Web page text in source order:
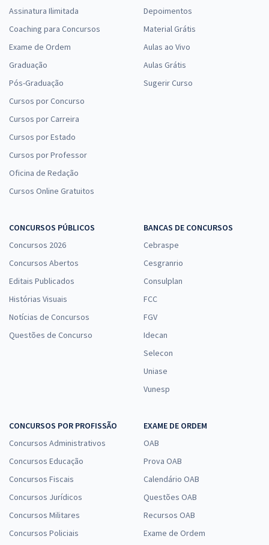
Assinatura Ilimitada
Coaching para Concursos
Exame de Ordem
Graduação
Pós-Graduação
Cursos por Concurso
Cursos por Carreira
Cursos por Estado
Cursos por Professor
Oficina de Redação
Cursos Online Gratuitos
Depoimentos
Material Grátis
Aulas ao Vivo
Aulas Grátis
Sugerir Curso
CONCURSOS PÚBLICOS
Concursos 2026
Concursos Abertos
Editais Publicados
Histórias Visuais
Notícias de Concursos
Questões de Concurso
BANCAS DE CONCURSOS
Cebraspe
Cesgranrio
Consulplan
FCC
FGV
Idecan
Selecon
Uniase
Vunesp
CONCURSOS POR PROFISSÃO
Concursos Administrativos
Concursos Educação
Concursos Fiscais
Concursos Jurídicos
Concursos Militares
Concursos Policiais
EXAME DE ORDEM
OAB
Prova OAB
Calendário OAB
Questões OAB
Recursos OAB
Exame de Ordem